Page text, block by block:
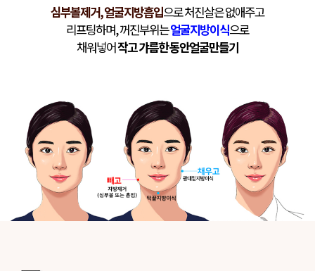
심부볼제거, 얼굴지방흡입으로 처진살은 없애주고
리프팅하며, 꺼진부위는얼굴지방이식으로
채워넣어작고 갸름한 동안얼굴만들기